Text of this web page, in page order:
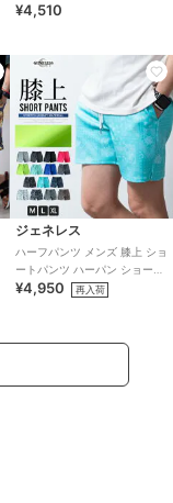
ートパンツ ハーパン 短パン
¥4,510
ジェネレス
ハーフパンツ メンズ 膝上 ショ
ートパンツ ハーパン ショーパ
ン 短パン ゴムウエスト おしゃ
¥4,950 再入荷